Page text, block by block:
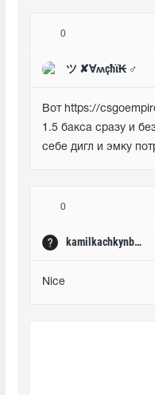
0
ツ ✘∀ʍçħϊ₭ ♂
Вот https://
1.5 бакса сразу и
себе дигл и эмку
0
kamilkachkynbaev01
Nice